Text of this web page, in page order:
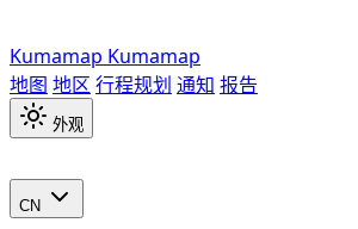
Kumamap Kumamap
地图 地区 行程规划 通知 报告
外观
CN